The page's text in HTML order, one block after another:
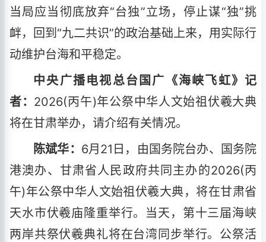
当局应当彻底放弃“台独”立场，停止谋“独”挑
衅，回到“九二共识”的政治基础上来，用实际行
动维护台海和平稳定。
中央广播电视总台国广《海峡飞虹》记
者： 2026(丙午)年公祭中华人文始祖伏羲大典
将在甘肃举办，请介绍有关情况。
陈斌华： 6月21日，由国务院台办、国务院
港澳办、甘肃省人民政府共同主办的2026(丙
午)年公祭中华人文始祖伏羲大典，将在甘肃省
天水市伏羲庙隆重举行。当天，第十三届海峡
两岸共祭伏羲典礼将在台湾同步举行。公祭活